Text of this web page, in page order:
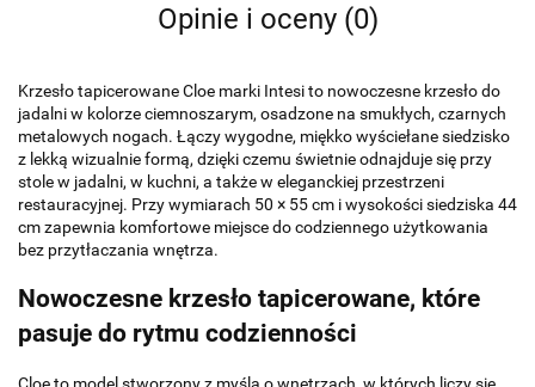
Opinie i oceny (0)
Krzesło tapicerowane Cloe marki Intesi to nowoczesne krzesło do
jadalni w kolorze ciemnoszarym, osadzone na smukłych, czarnych
metalowych nogach. Łączy wygodne, miękko wyściełane siedzisko
z lekką wizualnie formą, dzięki czemu świetnie odnajduje się przy
stole w jadalni, w kuchni, a także w eleganckiej przestrzeni
restauracyjnej. Przy wymiarach 50 × 55 cm i wysokości siedziska 44
cm zapewnia komfortowe miejsce do codziennego użytkowania
bez przytłaczania wnętrza.
Nowoczesne krzesło tapicerowane, które
pasuje do rytmu codzienności
Cloe to model stworzony z myślą o wnętrzach, w których liczy się